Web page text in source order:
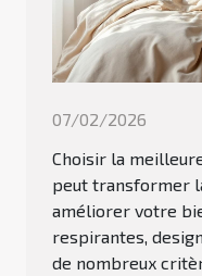
07/02/2026
Choisir la
peut transformer
améliorer votre
respirantes,
de nombreux